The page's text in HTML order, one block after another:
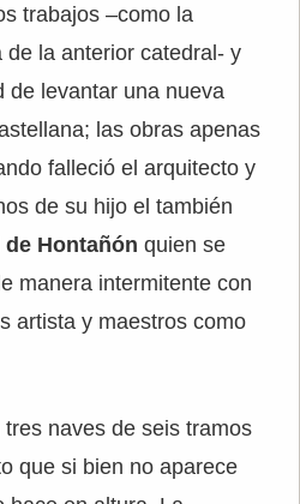
trabajos –como la
la anterior catedral- y
de levantar una nueva
las obras apenas
falleció el arquitecto y
de su hijo el también
Hontañón quien se
manera intermitente con
artista y maestros como
naves de seis tramos
que si bien no aparece